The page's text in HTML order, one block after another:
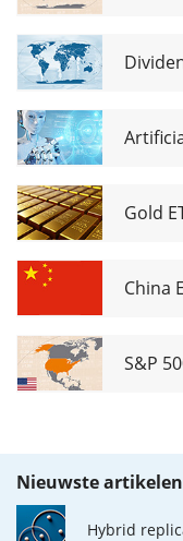
Gold
China
S&P
Nieuwste artikelen
Hybrid